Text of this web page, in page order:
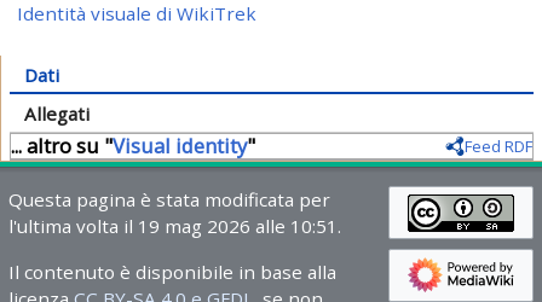
Identità visuale di WikiTrek
Dati
Allegati
... altro su "Visual identity" Feed RDF
Questa pagina è stata modificata per
l'ultima volta il 19 mag 2026 alle 10:51.
Il contenuto è disponibile in base alla